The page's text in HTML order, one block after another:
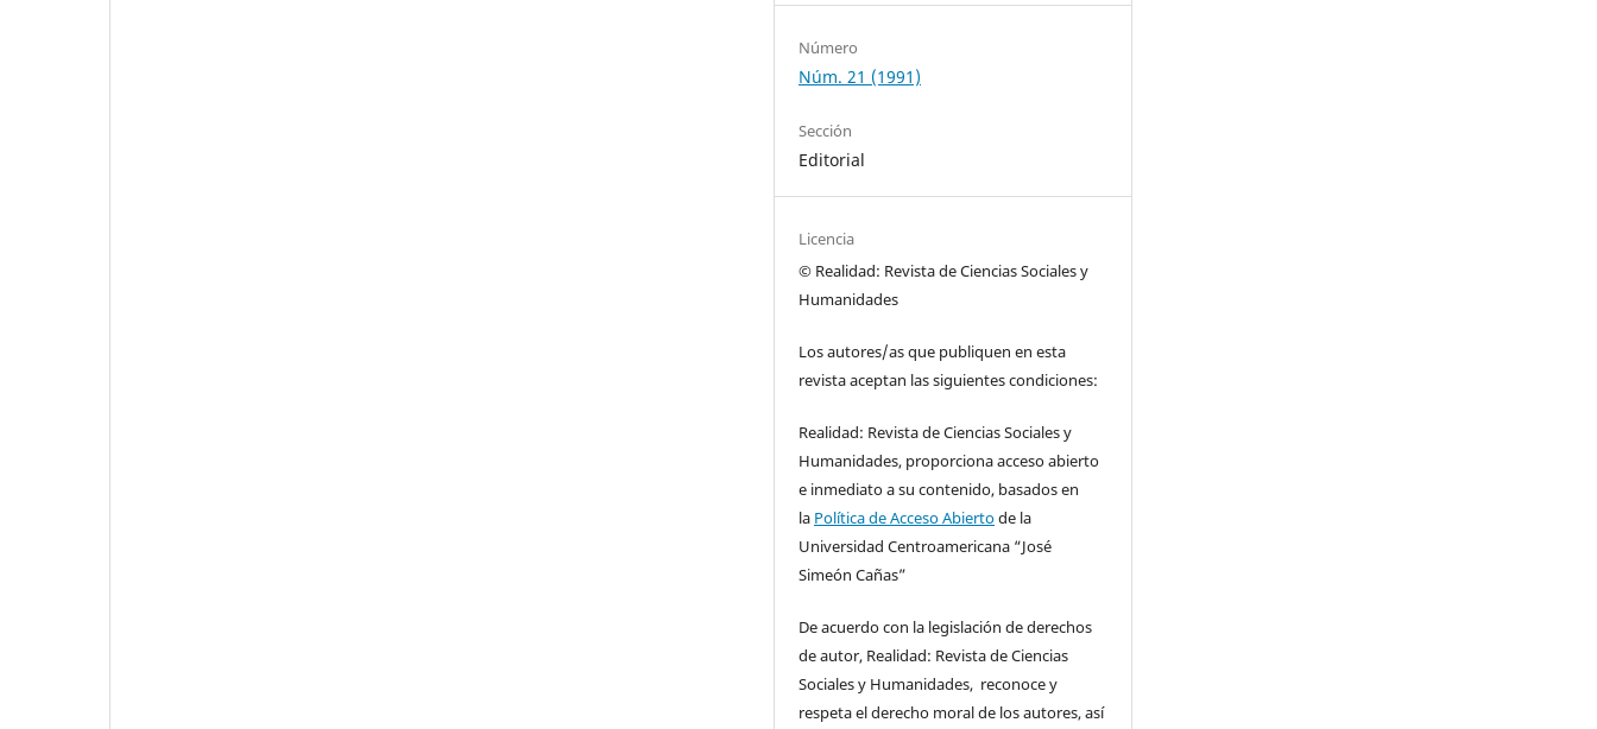
Número
Núm. 21 (1991)
Sección
Editorial
Licencia
© Realidad: Revista de Ciencias Sociales y
Humanidades
Los autores/as que publiquen en esta
revista aceptan las siguientes condiciones:
Realidad: Revista de Ciencias Sociales y
Humanidades, proporciona acceso abierto
e inmediato a su contenido, basados en
la Política de Acceso Abiertode la
Universidad Centroamericana “José
Simeón Cañas”
De acuerdo con la legislación de derechos
de autor, Realidad: Revista de Ciencias
Sociales y Humanidades, reconoce y
respeta el derecho moral de los autores, así